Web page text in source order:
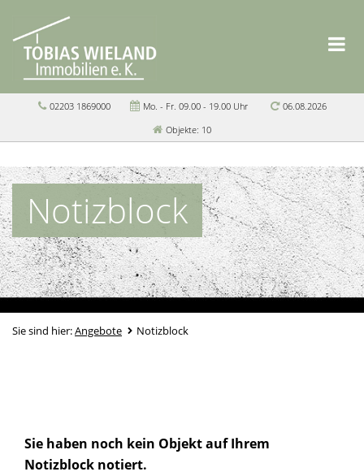
02203 1869000 Mo. - Fr. 09.00 - 19.00 Uhr
06.08.2026
Objekte: 10
Notizblock
Sie sind hier:Angebote Notizblock
Sie haben noch kein Objekt auf Ihrem
Notizblock notiert.